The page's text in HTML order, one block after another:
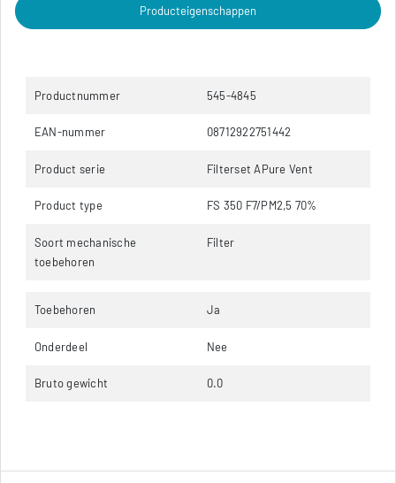
Producteigenschappen
Productnummer 545-4845
EAN-nummer 08712922751442
Product serie Filterset APure Vent
Product type FS 350 F7/PM2,5 70%
Soort mechanische
toebehoren
Filter
Toebehoren Ja
Onderdeel Nee
Bruto gewicht 0.0